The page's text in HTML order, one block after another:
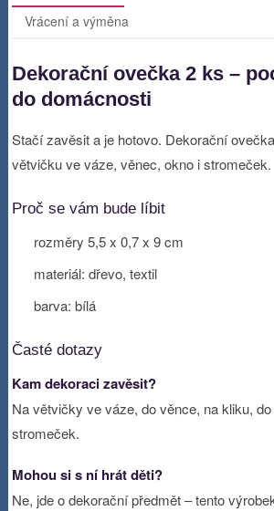
Vrácení a výměna
Dekorační ovečka 2 ks –
do domácnosti
Stačí zavěsit a je hotovo. Dekorační
větvičku ve váze, věnec, okno i stromeček.
Proč se vám bude líbit
rozměry 5,5 x 0,7 x 9 cm
materiál: dřevo, textil
barva: bílá
Časté dotazy
Kam dekoraci zavěsit?
Na větvičky ve váze, do věnce, na kliku,
stromeček.
Mohou si s ní hrát děti?
Ne, jde o dekorační předmět – tento